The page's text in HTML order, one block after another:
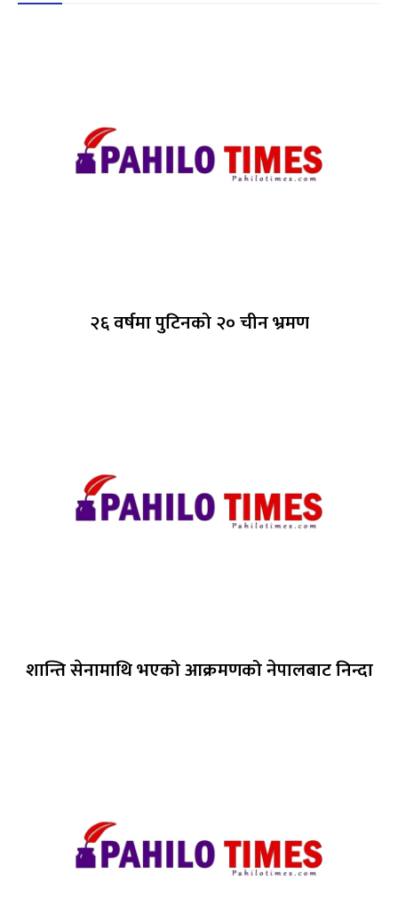
२६ वर्षमा पुटिनको २० चीन भ्रमण
शान्ति सेनामाथि भएको आक्रमणको नेपालबाट निन्दा